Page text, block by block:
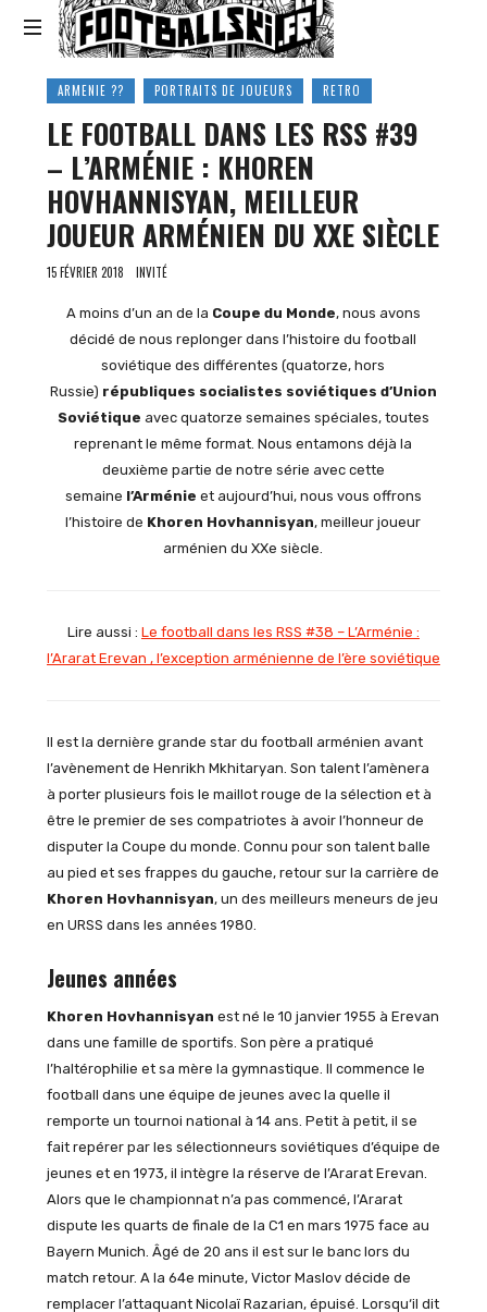
Footballski
Le
football
d'Europe
centrale
et
d'Europe
l'Est
ARMENIE ?? PORTRAITS DE JOUEURS RETRO
LE FOOTBALL DANS LES RSS #39
– L’ARMÉNIE : KHOREN
HOVHANNISYAN, MEILLEUR
JOUEUR ARMÉNIEN DU XXE SIÈCLE
15 FÉVRIER 2018 INVITÉ
A moins d’un an de la Coupe du Monde, nous avons
décidé de nous replonger dans l’histoire du football
soviétique des différentes (quatorze, hors
Russie) républiques socialistes soviétiques d’Union
Soviétique avec quatorze semaines spéciales, toutes
reprenant le même format. Nous entamons déjà la
deuxième partie de notre série avec cette
semaine l’Arménie et aujourd’hui, nous vous offrons
l’histoire de Khoren Hovhannisyan, meilleur joueur
arménien du XXe siècle.
Lire aussi : Le football dans les RSS #38 – L’Arménie :
l’Ararat Erevan , l’exception arménienne de l’ère soviétique
Il est la dernière grande star du football arménien avant
l’avènement de Henrikh Mkhitaryan. Son talent l’amènera
à porter plusieurs fois le maillot rouge de la sélection et à
être le premier de ses compatriotes à avoir l’honneur de
disputer la Coupe du monde. Connu pour son talent balle
au pied et ses frappes du gauche, retour sur la carrière de
Khoren Hovhannisyan, un des meilleurs meneurs de jeu
en URSS dans les années 1980.
Jeunes années
Khoren Hovhannisyan est né le 10 janvier 1955 à Erevan
dans une famille de sportifs. Son père a pratiqué
l’haltérophilie et sa mère la gymnastique. Il commence le
football dans une équipe de jeunes avec la quelle il
remporte un tournoi national à 14 ans. Petit à petit, il se
fait repérer par les sélectionneurs soviétiques d’équipe de
jeunes et en 1973, il intègre la réserve de l’Ararat Erevan.
Alors que le championnat n’a pas commencé, l’Ararat
dispute les quarts de finale de la C1 en mars 1975 face au
Bayern Munich. Âgé de 20 ans il est sur le banc lors du
match retour. A la 64e minute, Victor Maslov décide de
remplacer l’attaquant Nicolaï Razarian, épuisé. Lorsqu‘il dit